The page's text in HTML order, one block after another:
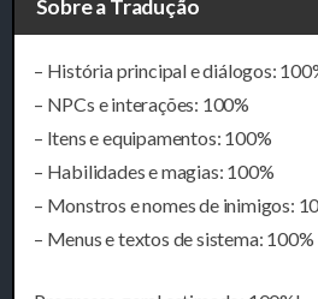
Sobre a Tradução
– História principal e diálogos:
– NPCs e interações: 100%
– Itens e equipamentos: 100%
– Habilidades e magias: 100%
– Monstros e nomes de inimigos:
– Menus e textos de sistema: 100%